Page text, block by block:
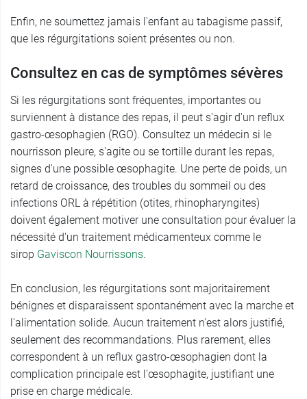
Enfin, ne soumettez jamais l'enfant au tabagisme passif,
que les régurgitations soient présentes ou non.
Consultez en cas de symptômes sévères
Si les régurgitations sont fréquentes, importantes ou
surviennent à distance des repas, il peut s'agir d'un reflux
gastro-œsophagien (RGO). Consultez un médecin si le
nourrisson pleure, s'agite ou se tortille durant les repas,
signes d'une possible œsophagite. Une perte de poids, un
retard de croissance, des troubles du sommeil ou des
infections ORL à répétition (otites, rhinopharyngites)
doivent également motiver une consultation pour évaluer la
nécessité d'un traitement médicamenteux comme le
sirop Gaviscon Nourrissons.
En conclusion, les régurgitations sont majoritairement
bénignes et disparaissent spontanément avec la marche et
l'alimentation solide. Aucun traitement n'est alors justifié,
seulement des recommandations. Plus rarement, elles
correspondent à un reflux gastro-œsophagien dont la
complication principale est l'œsophagite, justifiant une
prise en charge médicale.